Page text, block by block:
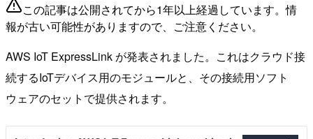
この記事は公開されてから1年以上経過しています。情
報が古い可能性がありますので、ご注意ください。
AWS IoT ExpressLink が発表されました。これはクラウド接
続するIoTデバイス用のモジュールと、その接続用ソフト
ウェアのセットで提供されます。